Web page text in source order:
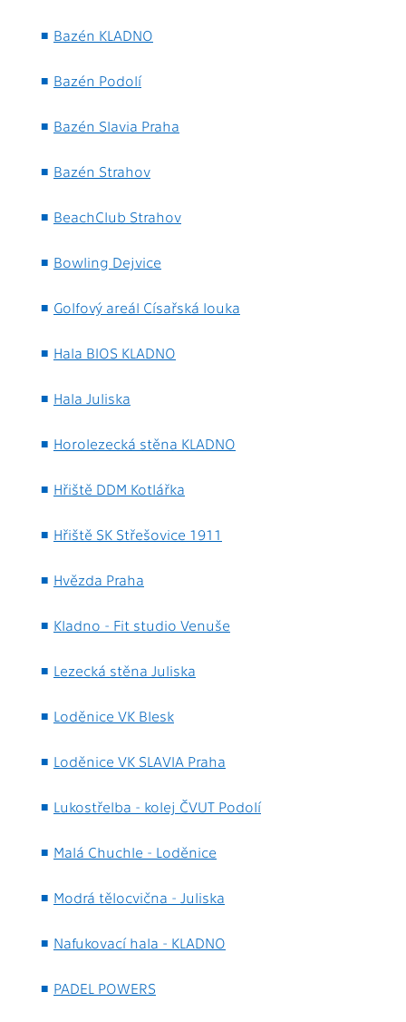
Bazén KLADNO
Bazén Podolí
Bazén Slavia Praha
Bazén Strahov
BeachClub Strahov
Bowling Dejvice
Golfový areál Císařská louka
Hala BIOS KLADNO
Hala Juliska
Horolezecká stěna KLADNO
Hřiště DDM Kotlářka
Hřiště SK Střešovice 1911
Hvězda Praha
Kladno - Fit studio Venuše
Lezecká stěna Juliska
Loděnice VK Blesk
Loděnice VK SLAVIA Praha
Lukostřelba - kolej ČVUT Podolí
Malá Chuchle - Loděnice
Modrá tělocvična - Juliska
Nafukovací hala - KLADNO
PADEL POWERS